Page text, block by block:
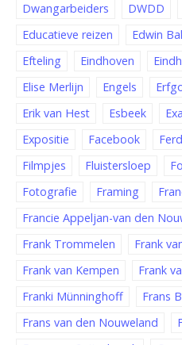
Dwangarbeiders
DWDD
Educatieve reizen
Edwin
Efteling
Eindhoven
Elise Merlijn
Engels
Erik van Hest
Esbeek
Expositie
Facebook
Filmpjes
Fluistersloep
Fotografie
Framing
Francie Appeljan-van den
Frank Trommelen
Frank
Frank van Kempen
Frank
Franki Münninghoff
Frans
Frans van den Nouweland